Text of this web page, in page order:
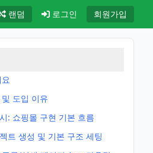
랜덤 로그인 회원가입
도입 이유
: 쇼핑몰 구현 기본 흐름
트 생성 및 기본 구조 세팅